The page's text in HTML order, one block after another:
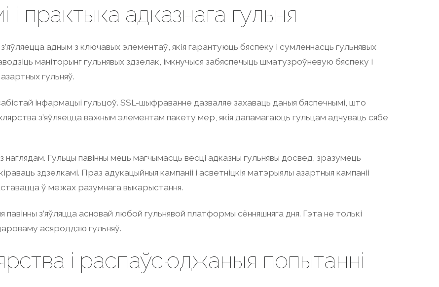
і практыка адказнага гульня
адным з ключавых элементаў, якія гарантуюць бяспеку і сумленнасць гульнявых
маніторынг гульнявых здзелак, імкнучыся забяспечыць шматузроўневую бяспеку і
гульняў.
інфармацыі гульцоў. SSL-шыфраванне дазваляе захаваць даныя бяспечнымі, што
з’яўляецца важным элементам пакету мер, якія дапамагаюць гульцам адчуваць сябе
наглядам. Гульцы павінны мець магчымасць весці адказны гульнявы досвед, зразумець
здзелкамі. Праз адукацыйныя кампаніі і асветніцкія матэрыялы азартныя кампаніі
ў межах разумнага выкарыстання.
павінны з’яўляцца асновай любой гульнявой платформы сённяшняга дня. Гэта не толькі
асяроддзю гульняў.
і распаўсюджаныя попытанні